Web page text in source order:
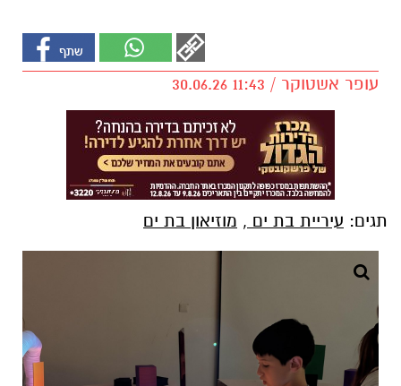
עופר אשטוקר / 11:43 30.06.26
תגים: עיריית בת ים , מוזיאון בת ים